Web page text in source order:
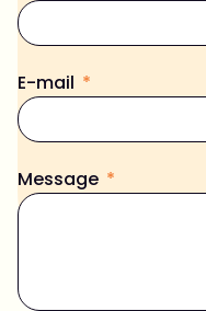
E-mail
Message